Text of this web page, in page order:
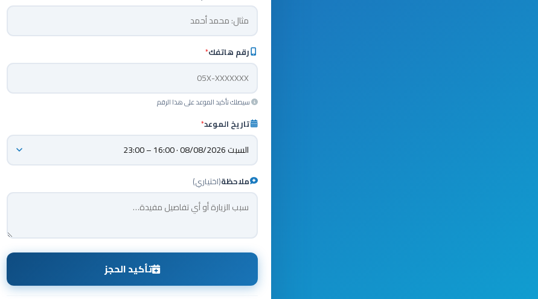
رقم هاتفك*
سيصلك تأكيد الموعد على هذا الرقم
تاريخ الموعد*
ملاحظة(اختياري)
تأكيد الحجز